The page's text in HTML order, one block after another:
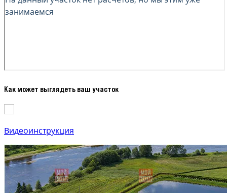
Как может выглядеть ваш участок
Видеоинструкция